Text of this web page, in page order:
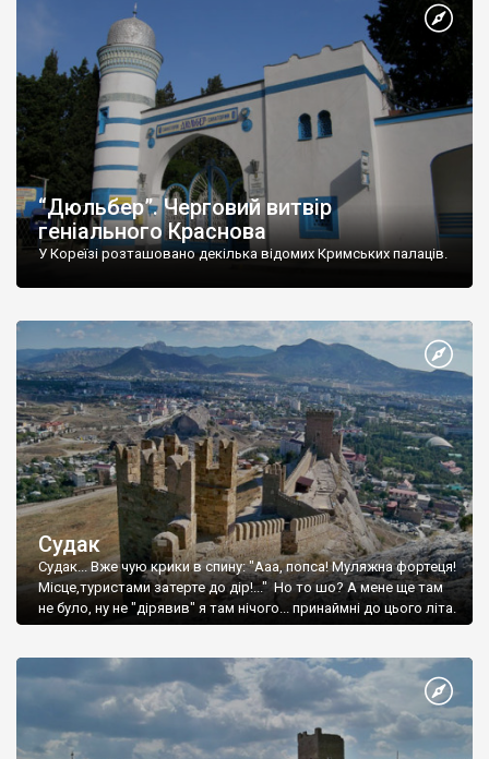
“Дюльбер”. Черговий витвір
геніального Краснова
У Кореїзі розташовано декілька відомих Кримських палаців.
Судак
Судак... Вже чую крики в спину: "Ааа, попса! Муляжна фортеця!
Місце,туристами затерте до дір!..." Но то шо? А мене ще там
не було, ну не "дірявив" я там нічого... принаймні до цього літа.